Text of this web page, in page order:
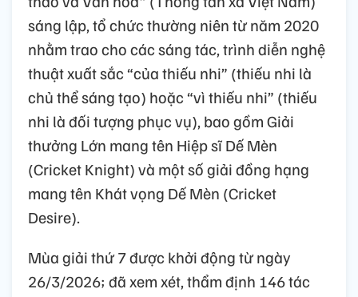
sáng lập, tổ chức thường niên từ năm 2020
nhằm trao cho các sáng tác, trình diễn nghệ
thuật xuất sắc “của thiếu nhi” (thiếu nhi là
chủ thể sáng tạo) hoặc “vì thiếu nhi” (thiếu
nhi là đối tượng phục vụ), bao gồm Giải
thưởng Lớn mang tên Hiệp sĩ Dế Mèn
(Cricket Knight) và một số giải đồng hạng
mang tên Khát vọng Dế Mèn (Cricket
Desire).
Mùa giải thứ 7 được khởi động từ ngày
26/3/2026; đã xem xét, thẩm định 146 tác